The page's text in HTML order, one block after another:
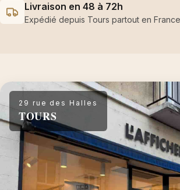
Livraison en 48 à 72h
Expédié depuis Tours partout en
29 rue des Halles
TOURS